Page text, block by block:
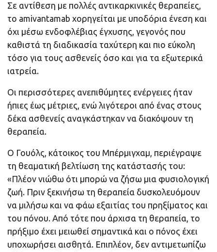
Σε αντίθεση με πολλές αντικαρκινικές θεραπείες,
το amivantamab χορηγείται με υποδόρια ένεση και
όχι μέσω ενδοφλέβιας έγχυσης, γεγονός που
καθιστά τη διαδικασία ταχύτερη και πιο εύκολη
τόσο για τους ασθενείς όσο και για τα εξωτερικά
ιατρεία.
Οι περισσότερες ανεπιθύμητες ενέργειες ήταν
ήπιες έως μέτριες, ενώ λιγότεροι από ένας στους
δέκα ασθενείς αναγκάστηκαν να διακόψουν τη
θεραπεία.
Ο Γουόλς, κάτοικος του Μπέρμιγχαμ, περιέγραψε
τη θεαματική βελτίωση της κατάστασής του:
«Πλέον νιώθω ότι μπορώ να ζήσω μια φυσιολογική
ζωή. Πριν ξεκινήσω τη θεραπεία δυσκολευόμουν
να μιλήσω και να φάω εξαιτίας του πρηξίματος και
του πόνου. Από τότε που άρχισα τη θεραπεία, το
πρήξιμο έχει μειωθεί σημαντικά και ο πόνος έχει
υποχωρήσει αισθητά. Επιπλέον, δεν αντιμετωπίζω